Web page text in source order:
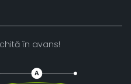
în avans!